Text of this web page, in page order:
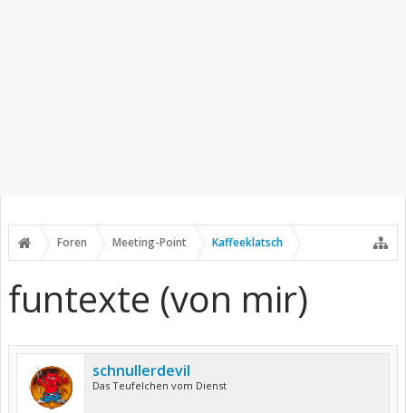
Foren Meeting-Point Kaffeeklatsch
funtexte (von mir)
schnullerdevil
Das Teufelchen vom Dienst